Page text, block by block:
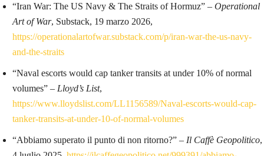
“Iran War: The US Navy & The Straits of Hormuz” – Operational
Art of War, Substack, 19 marzo 2026,
https://operationalartofwar.substack.com/p/iran-war-the-us-navy-
and-the-straits
“Naval escorts would cap tanker transits at under 10% of normal
volumes” – Lloyd’s List,
https://www.lloydslist.com/LL1156589/Naval-escorts-would-cap-
tanker-transits-at-under-10-of-normal-volumes
“Abbiamo superato il punto di non ritorno?” – Il Caffè Geopolitico,